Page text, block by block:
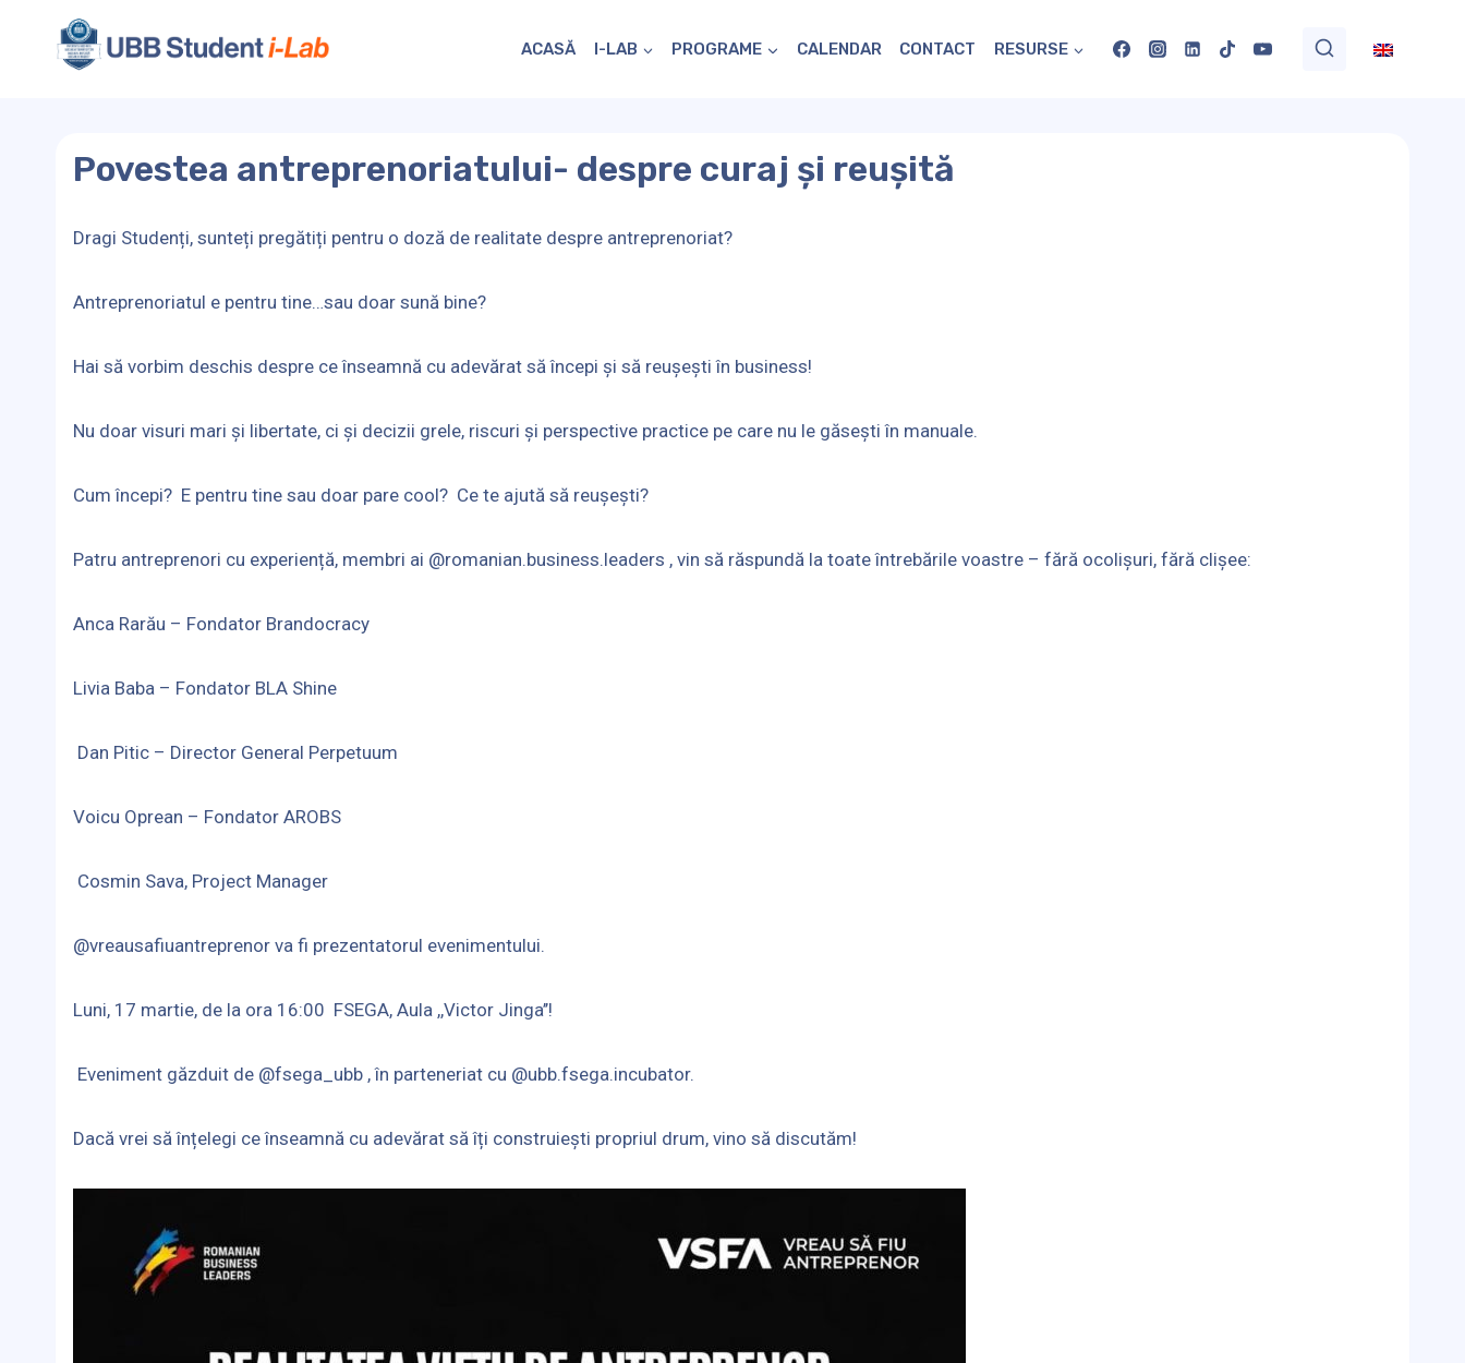
ACASĂ I-LAB PROGRAME CALENDAR CONTACT RESURSE
Povestea antreprenoriatului- despre curaj și reușită
Dragi Studenți, sunteți pregătiți pentru o doză de realitate despre antreprenoriat?
Antreprenoriatul e pentru tine…sau doar sună bine?
Hai să vorbim deschis despre ce înseamnă cu adevărat să începi și să reușești în business!
Nu doar visuri mari și libertate, ci și decizii grele, riscuri și perspective practice pe care nu le găsești în manuale.
Cum începi? E pentru tine sau doar pare cool? Ce te ajută să reușești?
Patru antreprenori cu experiență, membri ai @romanian.business.leaders , vin să răspundă la toate întrebările voastre – fără ocolișuri, fără clișee:
Anca Rarău – Fondator Brandocracy
Livia Baba – Fondator BLA Shine
Dan Pitic – Director General Perpetuum
Voicu Oprean – Fondator AROBS
Cosmin Sava, Project Manager
@vreausafiuantreprenor va fi prezentatorul evenimentului.
Luni, 17 martie, de la ora 16:00 FSEGA, Aula ,,Victor Jinga’’!
Eveniment găzduit de @fsega_ubb , în parteneriat cu @ubb.fsega.incubator.
Dacă vrei să înțelegi ce înseamnă cu adevărat să îți construiești propriul drum, vino să discutăm!